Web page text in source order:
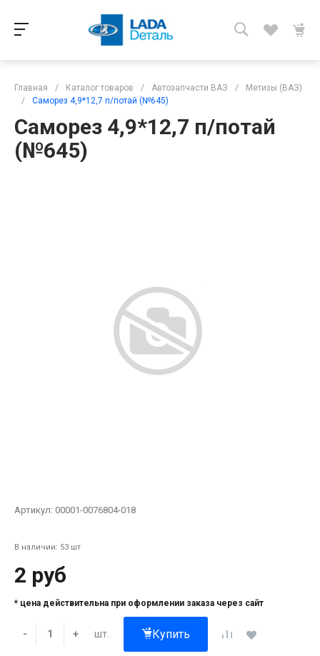
Главная / Каталог товаров / Автозапчасти ВАЗ /
Метизы (ВАЗ)
/
Саморез 4,9*12,7 п/потай (№645)
Саморез 4,9*12,7 п/потай
(№645)
Артикул: 00001-0076804-018
В наличии: 53 шт
2 руб
* цена действительна при оформлении заказа через сайт
- + шт. Купить